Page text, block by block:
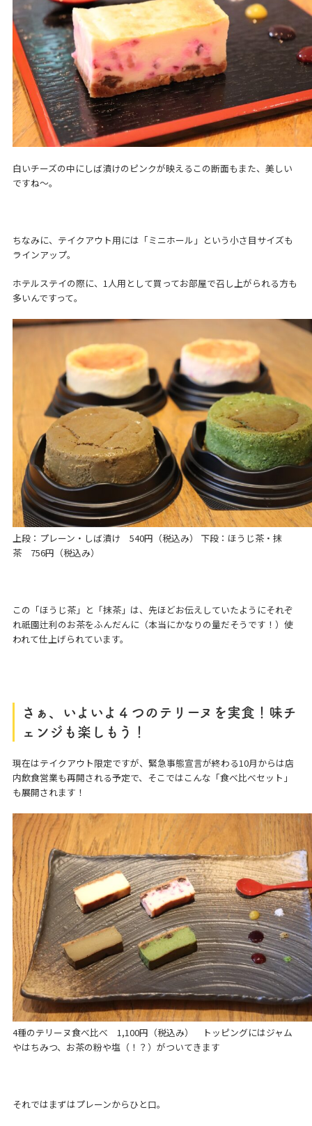
白いチーズの中にしば漬けのピンクが映えるこの断面もまた、美しい
ですね～。
ちなみに、テイクアウト用には「ミニホール」という小さ目サイズも
ラインアップ。
ホテルステイの際に、1人用として買ってお部屋で召し上がられる方も
多いんですって。
上段：プレーン・しば漬け 540円（税込み） 下段：ほうじ茶・抹
茶 756円（税込み）
この「ほうじ茶」と「抹茶」は、先ほどお伝えしていたようにそれぞ
れ祇園辻利のお茶をふんだんに（本当にかなりの量だそうです！）使
われて仕上げられています。
さぁ、いよいよ４つのテリーヌを実食！味チ
ェンジも楽しもう！
現在はテイクアウト限定ですが、緊急事態宣言が終わる10月からは店
内飲食営業も再開される予定で、そこではこんな「食べ比べセット」
も展開されます！
4種のテリーヌ食べ比べ 1,100円（税込み） トッピングにはジャム
やはちみつ、お茶の粉や塩（！？）がついてきます
それではまずはプレーンからひと口。